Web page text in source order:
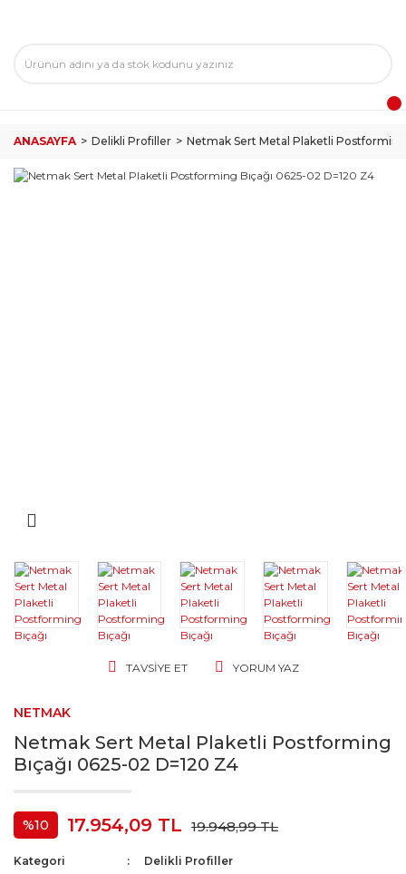
ANASAYFA Delikli Profiller Netmak Sert Metal Plaketli Postforming
TAVSIYE ET YORUM YAZ
NETMAK
Netmak Sert Metal Plaketli Postforming
Bıçağı 0625-02 D=120 Z4
%10 17.954,09 TL 19.948,99 TL
Kategori
Delikli Profiller